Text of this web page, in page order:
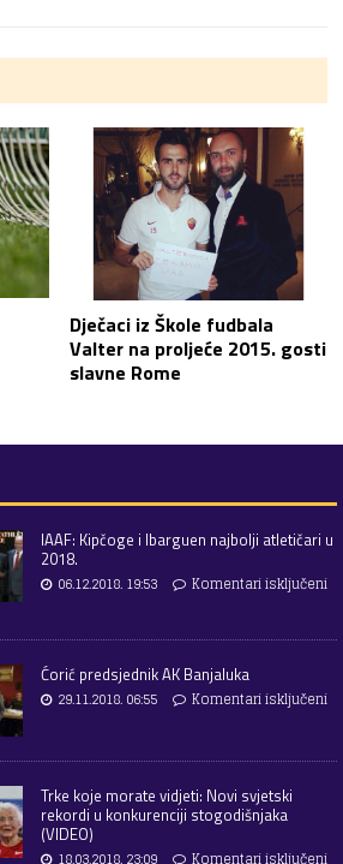
Dječaci iz Škole fudbala
Valter na proljeće 2015. gosti
slavne Rome
IAAF: Kipčoge i Ibarguen najbolji atletičari u
2018.
06.12.2018. 19:53
Komentari isključeni
Ćorić predsjednik AK Banjaluka
29.11.2018. 06:55
Komentari isključeni
Trke koje morate vidjeti: Novi svjetski
rekordi u konkurenciji stogodišnjaka
(VIDEO)
18.03.2018. 23:09
Komentari isključeni